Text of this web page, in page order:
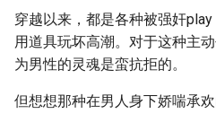
穿越以来，都是各种被强奸
用道具玩坏高潮。对于这种主
为男性的灵魂是蛮抗拒的。
但想想那种在男人身下娇喘承